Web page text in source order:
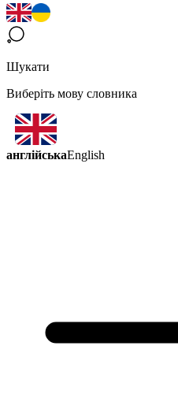
Шукати
Виберіть мову словника
англійськаEnglish